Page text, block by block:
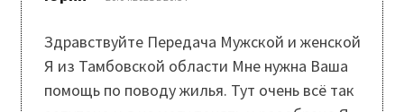
Здравствуйте Передача Мужской и женской
Я из Тамбовской области Мне нужна Ваша
помощь по поводу жилья. Тут очень всё так